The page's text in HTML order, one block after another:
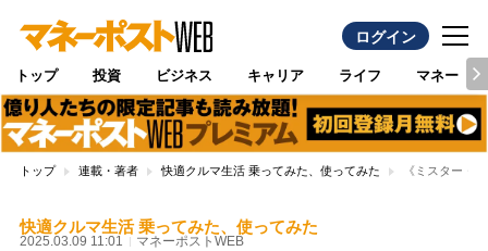
ログイン
トップ 投資 ビジネス キャリア ライフ マネー
トップ 連載・著者 快適クルマ生活 乗ってみた、使ってみた 《ミスター・
快適クルマ生活 乗ってみた、使ってみた
2025.03.09 11:01 マネーポストWEB